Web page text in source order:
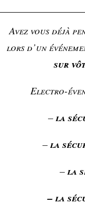
Avez vous déjà
lors d’un
sur
Electro-
–la
–la
–la
– la